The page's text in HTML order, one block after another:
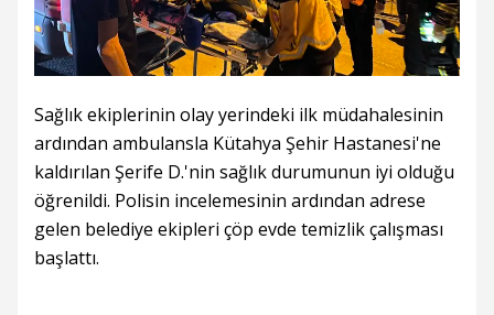
Sağlık ekiplerinin olay yerindeki ilk müdahalesinin
ardından ambulansla Kütahya Şehir Hastanesi'ne
kaldırılan Şerife D.'nin sağlık durumunun iyi olduğu
öğrenildi. Polisin incelemesinin ardından adrese
gelen belediye ekipleri çöp evde temizlik çalışması
başlattı.